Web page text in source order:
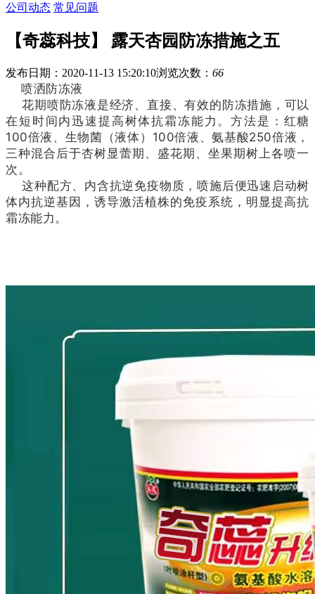
公司动态 常见问题
【奇蕊科技】 露天杏园防冻措施之五
发布日期：2020-11-13 15:20:10浏览次数： 66
喷洒防冻液
花期喷防冻液是经济、直接、有效的防冻措施，可以
在短时间内迅速提高树体抗霜冻能力。方法是：红糖
100倍液、生物菌（液体）100倍液、氨基酸250倍液，
三种混合后于杏树显蕾期、盛花期、坐果期树上各喷一
次。
这种配方、内含抗逆免疫物质，喷施后便迅速启动树
体内抗逆基因，诱导激活植株的免疫系统，明显提高抗
霜冻能力。